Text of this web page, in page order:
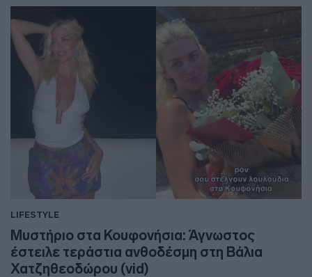
LIFESTYLE
Μυστήριο στα Κουφονήσια: Άγνωστος
έστειλε τεράστια ανθοδέσμη στη Βάλια
Χατζηθεοδώρου (vid)